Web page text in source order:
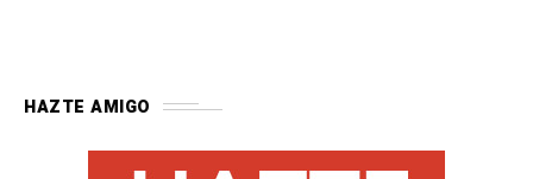
HAZTE AMIGO